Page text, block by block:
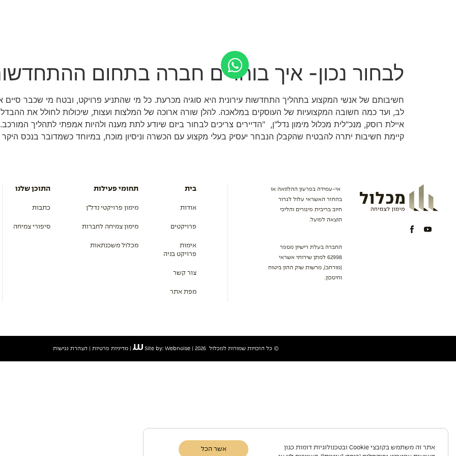
לבחור נכון- איך בוחרים חברה בתחום
חשיבותם של אנשי המקצוע בתהליך התחדשות עירונית היא סוגיה מכרעת. כל מי שהתניע פרויקט, ובטח מי שכבר סיים
לב, ועד כמה חשובה המקצועיות של העוסקים במלאכה. להלן שורה ארוכה של המלצות ועצות, שיכולות לחולל את ההבדל
איילת רוסק, מנכ"לית מכלול מימון נדל"ן, "הדיירים צריכים לבחור ביזם שיודע לתת מענה ולהיות אמפתי לתהליך
קיימת חשיבות יתרה להבטיח שהקבלן הנבחר יעסיק בעלי מקצוע עם הכשרה וניסיון מוכח, במיוחד כשמדובר בנכס
אי-עמידה בפרעון ההלוואה או
בהחזר האשראי עלול לגרור
חיוב בריבית פיגורים והליכי
הוצאה לפועל.
החברה בעלת רישיון מספר
62998 למתן שירותי אשראי
(מורחב), מרשות שוק ההון ביטוח
וחיסכון.
בית
אודות
פרויקטים
אימות
פרויקט בניה
צור קשר
מפת אתר
תחומי פעילות
מימון פרויקטי נדל”ן
מימון צמיחה לחברות
מכלול משכנתאות
התוכן שלנו
כתבות
סיפורי צמיחה
© כל הזכויות שמורות למכלול 2026 | Site by: Webnoise מדיניות פרטיות הצהרת נגישות
אתר זה משתמש בקובצי Cookie ובטכנולוגיות דומות כגון
אשר הכל